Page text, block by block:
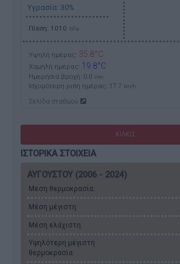
Υγρασία: 30%
Πίεση: 1010 hPa
Υψηλή ημέρας: 35.8°C
Χαμηλή ημέρας: 19.8°C
Ημερήσια βροχή: 0.0 mm
Ισχυρότερη ριπή ημέρας: 17.7 km/h
Σελίδα σταθμού
ΚΙΛΚΙΣ
ΙΣΤΟΡΙΚΑ ΣΤΟΙΧΕΙΑ
ΑΥΓΟΥΣΤΟΥ (2006 - 2024)
Μεση θερμοκρασία:
Μέση μέγιστη:
Μέση ελάχιστη:
Υψηλότερη μέγιστη
θερμοκρασία: